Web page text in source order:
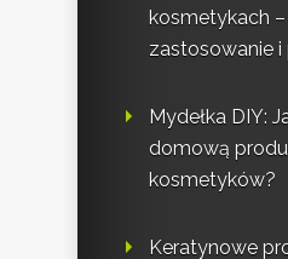
kosmetykach
zastosowanie i
Mydełka DIY:
domową
kosmetyków?
Keratynowe